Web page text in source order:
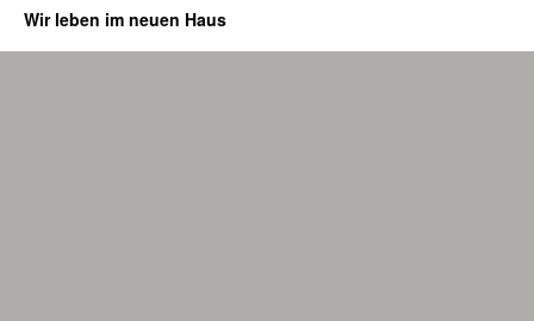
Wir leben im neuen Haus